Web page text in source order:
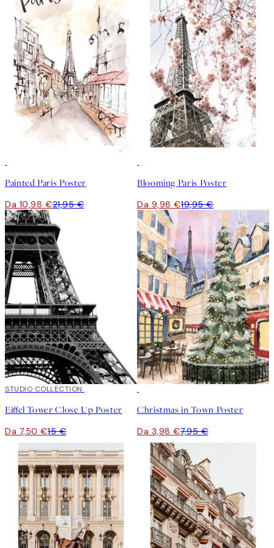
Painted Paris Poster
Da 10,98 €21,95 €
Blooming Paris Poster
Da 9,98 €19,95 €
50%*
STUDIO COLLECTION
Eiffel Tower Close Up Poster
Da 7,50 €15 €
Christmas in Town Poster
Da 3,98 €7,95 €